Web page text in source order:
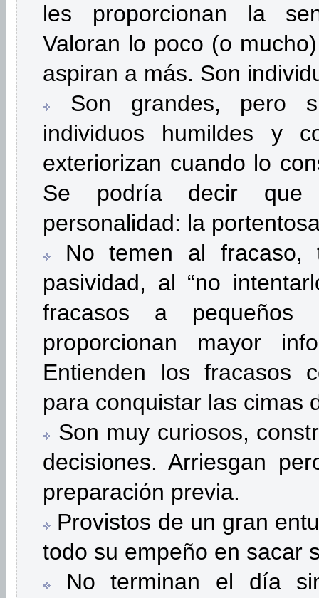
les proporcionan la
Valoran lo poco (o
aspiran a más. Son
Son grandes, pero
individuos humildes y
exteriorizan cuando lo
Se podría decir que
personalidad: la
No temen al fracaso,
pasividad, al “no
fracasos a
proporcionan mayor
Entienden los fracasos
para conquistar las cimas
Son muy curiosos,
decisiones. Arriesgan
preparación previa.
Provistos de un gran
todo su empeño en sacar
No terminan el día